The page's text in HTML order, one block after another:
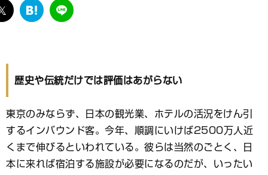
twitter
は
ク
マ
ク
LINE
歴史や伝統だけでは評価はあがらない
東京のみならず、日本の観光業、ホテルの活況をけん引
するインバウンド客。今年、順調にいけば2500万人近
くまで伸びるといわれている。彼らは当然のごとく、日
本に来れば宿泊する施設が必要になるのだが、いったい